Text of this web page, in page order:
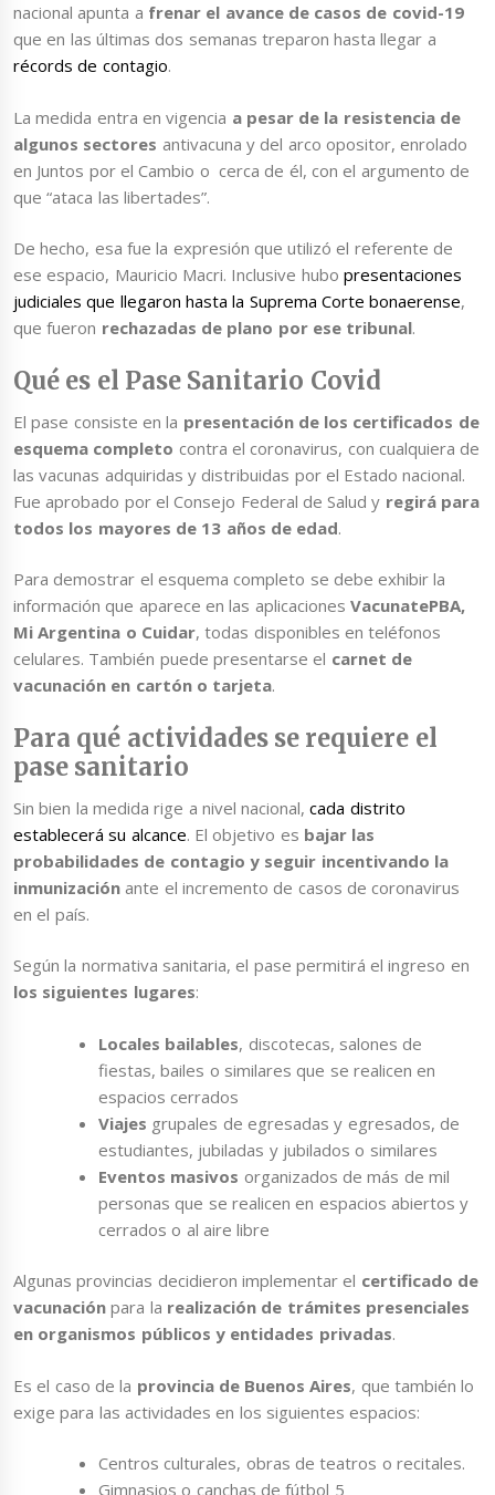
nacional apunta a frenar el avance de casos de covid-19
que en las últimas dos semanas treparon hasta llegar a
récords de contagio.
La medida entra en vigencia a pesar de la resistencia de
algunos sectores antivacuna y del arco opositor, enrolado
en Juntos por el Cambio o cerca de él, con el argumento de
que “ataca las libertades”.
De hecho, esa fue la expresión que utilizó el referente de
ese espacio, Mauricio Macri. Inclusive hubo presentaciones
judiciales que llegaron hasta la Suprema Corte bonaerense,
que fueron rechazadas de plano por ese tribunal.
Qué es el Pase Sanitario Covid
El pase consiste en la presentación de los certificados de
esquema completo contra el coronavirus, con cualquiera de
las vacunas adquiridas y distribuidas por el Estado nacional.
Fue aprobado por el Consejo Federal de Salud y regirá para
todos los mayores de 13 años de edad.
Para demostrar el esquema completo se debe exhibir la
información que aparece en las aplicaciones VacunatePBA,
Mi Argentina o Cuidar, todas disponibles en teléfonos
celulares. También puede presentarse el carnet de
vacunación en cartón o tarjeta.
Para qué actividades se requiere el
pase sanitario
Sin bien la medida rige a nivel nacional,cada distrito
establecerá su alcance. El objetivo es bajar las
probabilidades de contagio y seguir incentivando la
inmunización ante el incremento de casos de coronavirus
en el país.
Según la normativa sanitaria, el pase permitirá el ingreso en
los siguientes lugares:
Locales bailables, discotecas, salones de
fiestas, bailes o similares que se realicen en
espacios cerrados
Viajes grupales de egresadas y egresados, de
estudiantes, jubiladas y jubilados o similares
Eventos masivos organizados de más de mil
personas que se realicen en espacios abiertos y
cerrados o al aire libre
Algunas provincias decidieron implementar el certificado de
vacunación para la realización de trámites presenciales
en organismos públicos y entidades privadas.
Es el caso de la provincia de Buenos Aires, que también lo
exige para las actividades en los siguientes espacios:
Centros culturales, obras de teatros o recitales.
Gimnasios o canchas de fútbol 5